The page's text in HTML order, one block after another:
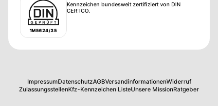
1M5624/35
Kennzeichen bundesweit zertifiziert von DIN
CERTCO.
ImpressumDatenschutzAGBVersandinformationenWiderruf
ZulassungsstellenKfz-Kennzeichen ListeUnsere MissionRatgeber